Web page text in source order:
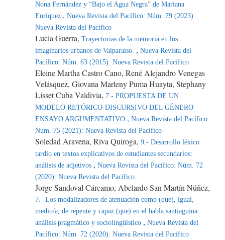
Nona Fernández y “Bajo el Agua Negra” de Mariana
Enríquez , Nueva Revista del Pacífico: Núm. 79 (2023):
Nueva Revista del Pacífico
Lucía Guerra, Trayectorias de la memoria en los
imaginarios urbanos de Valparaíso. , Nueva Revista del
Pacífico: Núm. 63 (2015): Nueva Revista del Pacífico
Eleine Martha Castro Cano, René Alejandro Venegas
Velásquez, Giovana Marleny Puma Huayta, Stephany
Lisset Cuba Valdivia, 7.- PROPUESTA DE UN
MODELO RETÓRICO-DISCURSIVO DEL GÉNERO
ENSAYO ARGUMENTATIVO , Nueva Revista del Pacífico:
Núm. 75 (2021): Nueva Revista del Pacífico
Soledad Aravena, Riva Quiroga, 9.- Desarrollo léxico
tardío en textos explicativos de estudiantes secundarios:
análisis de adjetivos , Nueva Revista del Pacífico: Núm. 72
(2020): Nueva Revista del Pacífico
Jorge Sandoval Cárcamo, Abelardo San Martín Núñez,
7.- Los modalizadores de atenuación como (que), igual,
medio/a, de repente y capaz (que) en el habla santiaguina:
análisis pragmático y sociolingüístico , Nueva Revista del
Pacífico: Núm. 72 (2020): Nueva Revista del Pacífico